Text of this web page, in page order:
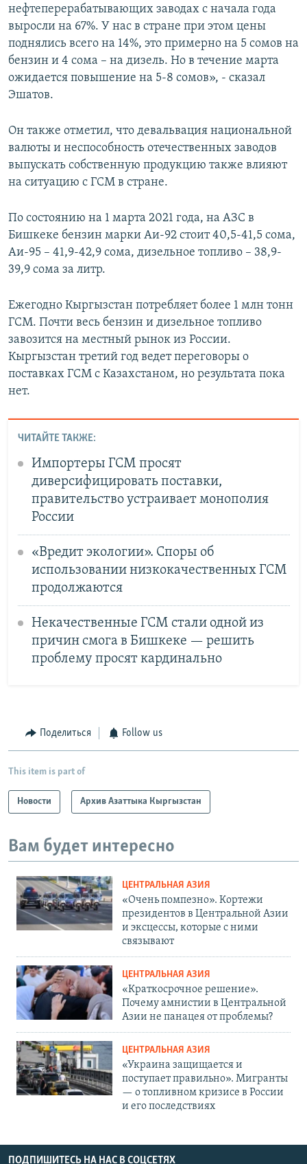
нефтеперерабатывающих заводах с начала года
выросли на 67%. У нас в стране при этом цены
поднялись всего на 14%, это примерно на 5 сомов на
бензин и 4 сома – на дизель. Но в течение марта
ожидается повышение на 5-8 сомов», - сказал
Эшатов.
Он также отметил, что девальвация национальной
валюты и неспособность отечественных заводов
выпускать собственную продукцию также влияют
на ситуацию с ГСМ в стране.
По состоянию на 1 марта 2021 года, на АЗС в
Бишкеке бензин марки Аи-92 стоит 40,5-41,5 сома,
Аи-95 – 41,9-42,9 сома, дизельное топливо – 38,9-
39,9 сома за литр.
Ежегодно Кыргызстан потребляет более 1 млн тонн
ГСМ. Почти весь бензин и дизельное топливо
завозится на местный рынок из России.
Кыргызстан третий год ведет переговоры о
поставках ГСМ с Казахстаном, но результата пока
нет.
ЧИТАЙТЕ ТАКЖЕ:
Импортеры ГСМ просят
диверсифицировать поставки,
правительство устраивает монополия
России
«Вредит экологии». Споры об
использовании низкокачественных ГСМ
продолжаются
Некачественные ГСМ стали одной из
причин смога в Бишкеке — решить
проблему просят кардинально
Поделиться Follow us
This item is part of
Новости Архив Азаттыка Кыргызстан
Вам будет интересно
ЦЕНТРАЛЬНАЯ АЗИЯ
«Очень помпезно». Кортежи
президентов в Центральной Азии
и эксцессы, которые с ними
связывают
ЦЕНТРАЛЬНАЯ АЗИЯ
«Краткосрочное решение».
Почему амнистии в Центральной
Азии не панацея от проблемы?
ЦЕНТРАЛЬНАЯ АЗИЯ
«Украина защищается и
поступает правильно». Мигранты
— о топливном кризисе в России
и его последствиях
ПОДПИШИТЕСЬ НА НАС В СОЦСЕТЯХ